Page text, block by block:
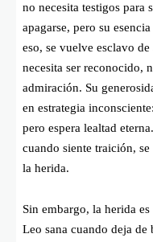
no necesita testigos para
apagarse, pero su
eso, se vuelve esclavo
necesita ser reconocido,
admiración. Su
en estrategia
pero espera lealtad
cuando siente traición,
la herida.
Sin embargo, la herida
Leo sana cuando deja de